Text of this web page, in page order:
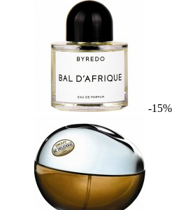
-15%